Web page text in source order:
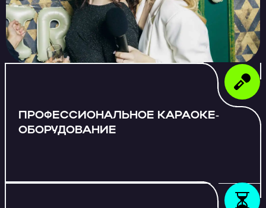
ПРОФЕССИОНАЛЬНОЕ КАРАОКЕ-
ОБОРУДОВАНИЕ